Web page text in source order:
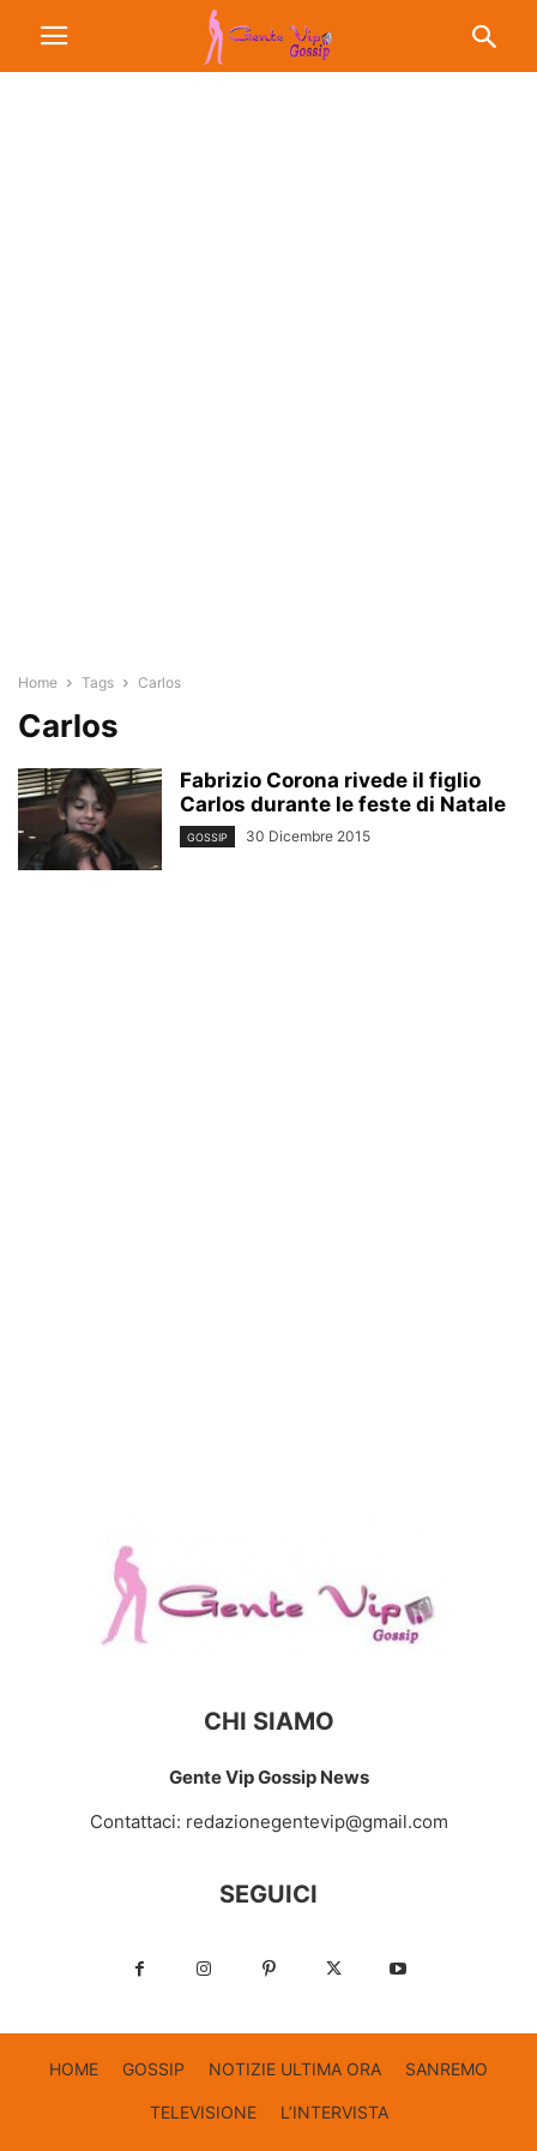
Home Tags Carlos
Carlos
Fabrizio Corona rivede il figlio
Carlos durante le feste di Natale
GOSSIP 30 Dicembre 2015
CHI SIAMO
Gente Vip Gossip News
Contattaci: redazionegentevip@gmail.com
SEGUICI
HOME GOSSIP NOTIZIE ULTIMA ORA SANREMO
TELEVISIONE L’INTERVISTA